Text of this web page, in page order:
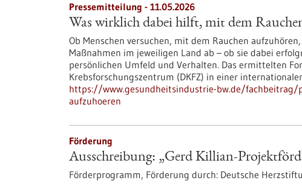
Pressemitteilung - 11.05.2026
Was wirklich dabei hilft, mit dem
Ob Menschen versuchen, mit dem Rauchen
Maßnahmen im jeweiligen Land ab – ob sie dabei
persönlichen Umfeld und Verhalten. Das ermittelten
Krebsforschungszentrum (DKFZ) in einer
https://www.gesundheitsindustrie-bw.de/
aufzuhoeren
Förderung
Ausschreibung: „Gerd Killian-
Förderprogramm, Förderung durch: Deutsche